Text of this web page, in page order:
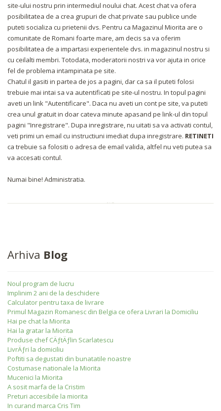
site-ului nostru prin intermediul noului chat. Acest chat va ofera
posibilitatea de a crea grupuri de chat private sau publice unde
puteti socializa cu prietenii dvs. Pentru ca Magazinul Miorita are o
comunitate de Romani foarte mare, am decis sa va oferim
posibilitatea de a impartasi experientele dvs. in magazinul nostru si
cu ceilalti membri. Totodata, moderatorii nostri va vor ajuta in orice
fel de problema intampinata pe site.
Chatul il gasiti in partea de jos a pagini, dar ca sa il puteti folosi
trebuie mai intai sa va autentificati pe site-ul nostru. In topul pagini
aveti un link "Autentificare". Daca nu aveti un cont pe site, va puteti
crea unul gratuit in doar cateva minute apasand pe link-ul din topul
pagini "Inregistrare". Dupa inregistrare, nu uitati sa va activati contul,
veti primi un email cu instructiuni imediat dupa inregistrare. RETINETI
ca trebuie sa folositi o adresa de email valida, altfel nu veti putea sa
va accesati contul.
Numai bine! Administratia.
Arhiva Blog
Noul program de lucru
Implinim 2 ani de la deschidere
Calculator pentru taxa de livrare
Primul Magazin Romanesc din Belgia ce ofera Livrari la Domiciliu
Hai pe chat la Miorita
Hai la gratar la Miorita
Produse chef CÄƒtÄƒlin Scarlatescu
LivrÄƒri la domiciliu
Poftiti sa degustati din bunatatile noastre
Costumase nationale la Miorita
Mucenici la Miorita
A sosit marfa de la Cristim
Preturi accesibile la miorita
In curand marca Cris Tim